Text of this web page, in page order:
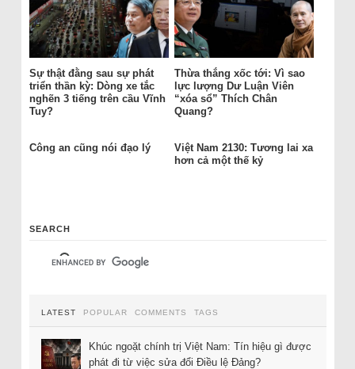
Sự thật đằng sau sự phát
triển thần kỳ: Dòng xe tắc
nghẽn 3 tiếng trên cầu Vĩnh
Tuy?
Thừa thắng xốc tới: Vì sao
lực lượng Dư Luận Viên
“xóa sổ” Thích Chân
Quang?
Công an cũng nói đạo lý
Việt Nam 2130: Tương lai xa
hơn cả một thế kỷ
SEARCH
LATEST POPULAR COMMENTS TAGS
Khúc ngoặt chính trị Việt Nam: Tín hiệu gì được
phát đi từ việc sửa đổi Điều lệ Đảng?